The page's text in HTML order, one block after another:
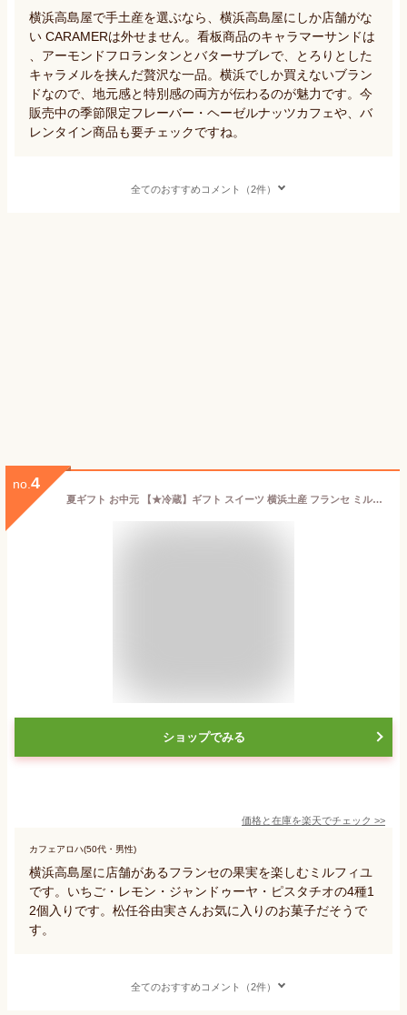
横浜高島屋で手土産を選ぶなら、横浜高島屋にしか店舗がな
い CARAMERは外せません。看板商品のキャラマーサンドは
、アーモンドフロランタンとバターサブレで、とろりとした
キャラメルを挟んだ贅沢な一品。横浜でしか買えないブラン
ドなので、地元感と特別感の両方が伝わるのが魅力です。今
販売中の季節限定フレーバー・ヘーゼルナッツカフェや、バ
レンタイン商品も要チェックですね。
全てのおすすめコメント（2件）
no. 4
夏ギフト お中元 【★冷蔵】ギフト スイーツ 横浜土産 フランセ ミルフィユ 果実を楽しむミルフィユ 果実を楽しむ詰合せ 12個入 （ いちご レモン ピスタチオ ジャンドゥーヤ ）ミルフィーユ 焼き菓子 横浜 お土産 お取り寄せ 詰合せ ギフトカード シュクレイ
ショップでみる
価格と在庫を楽天でチェック >>
カフェアロハ(50代・男性)
横浜高島屋に店舗があるフランセの果実を楽しむミルフィユ
です。いちご・レモン・ジャンドゥーヤ・ピスタチオの4種1
2個入りです。松任谷由実さんお気に入りのお菓子だそうで
す。
全てのおすすめコメント（2件）